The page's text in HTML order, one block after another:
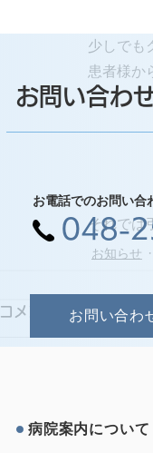
少しでも
患者様か
それでは
お知らせ
コメント
お問い合わ
お電話でのお問い合
048-
お問い合わ
病院案内について